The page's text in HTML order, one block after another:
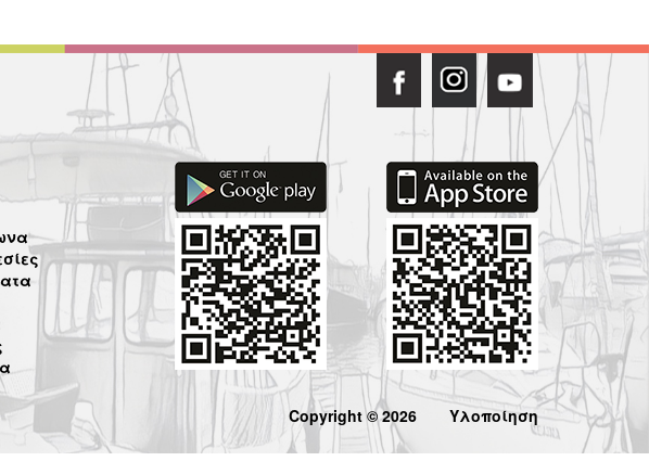
Copyright © 2026 Υλοποίηση